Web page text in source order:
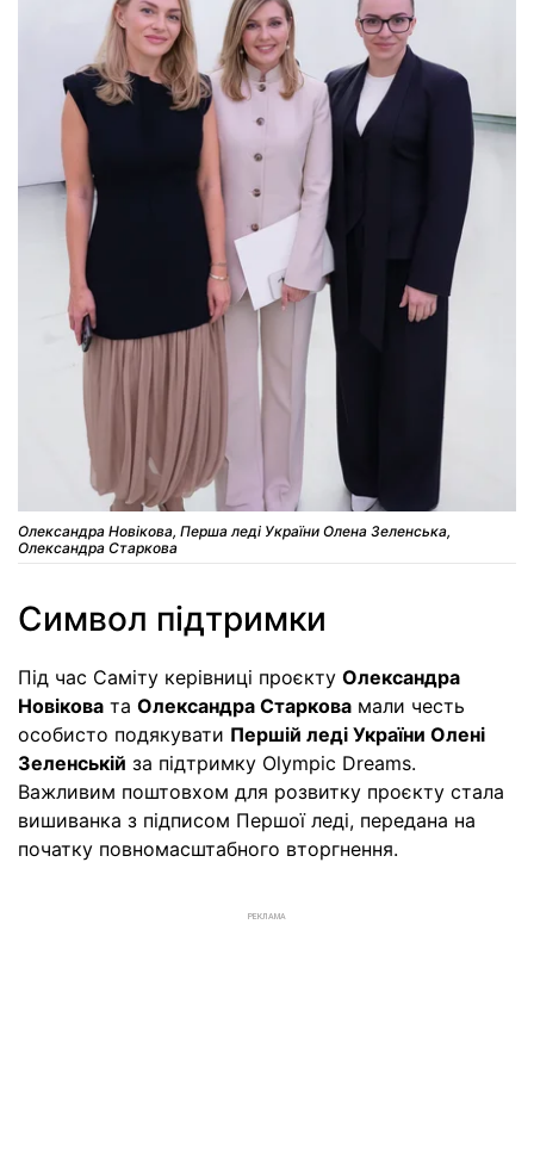
Олександра Новікова, Перша леді України Олена Зеленська,
Олександра Старкова
Символ підтримки
Під час Саміту керівниці проєкту Олександра
Новікова та Олександра Старкова мали честь
особисто подякувати Першій леді України Олені
Зеленській за підтримку Olympic Dreams.
Важливим поштовхом для розвитку проєкту стала
вишиванка з підписом Першої леді, передана на
початку повномасштабного вторгнення.
РЕКЛАМА